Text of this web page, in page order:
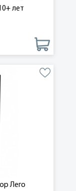
лет
Лего